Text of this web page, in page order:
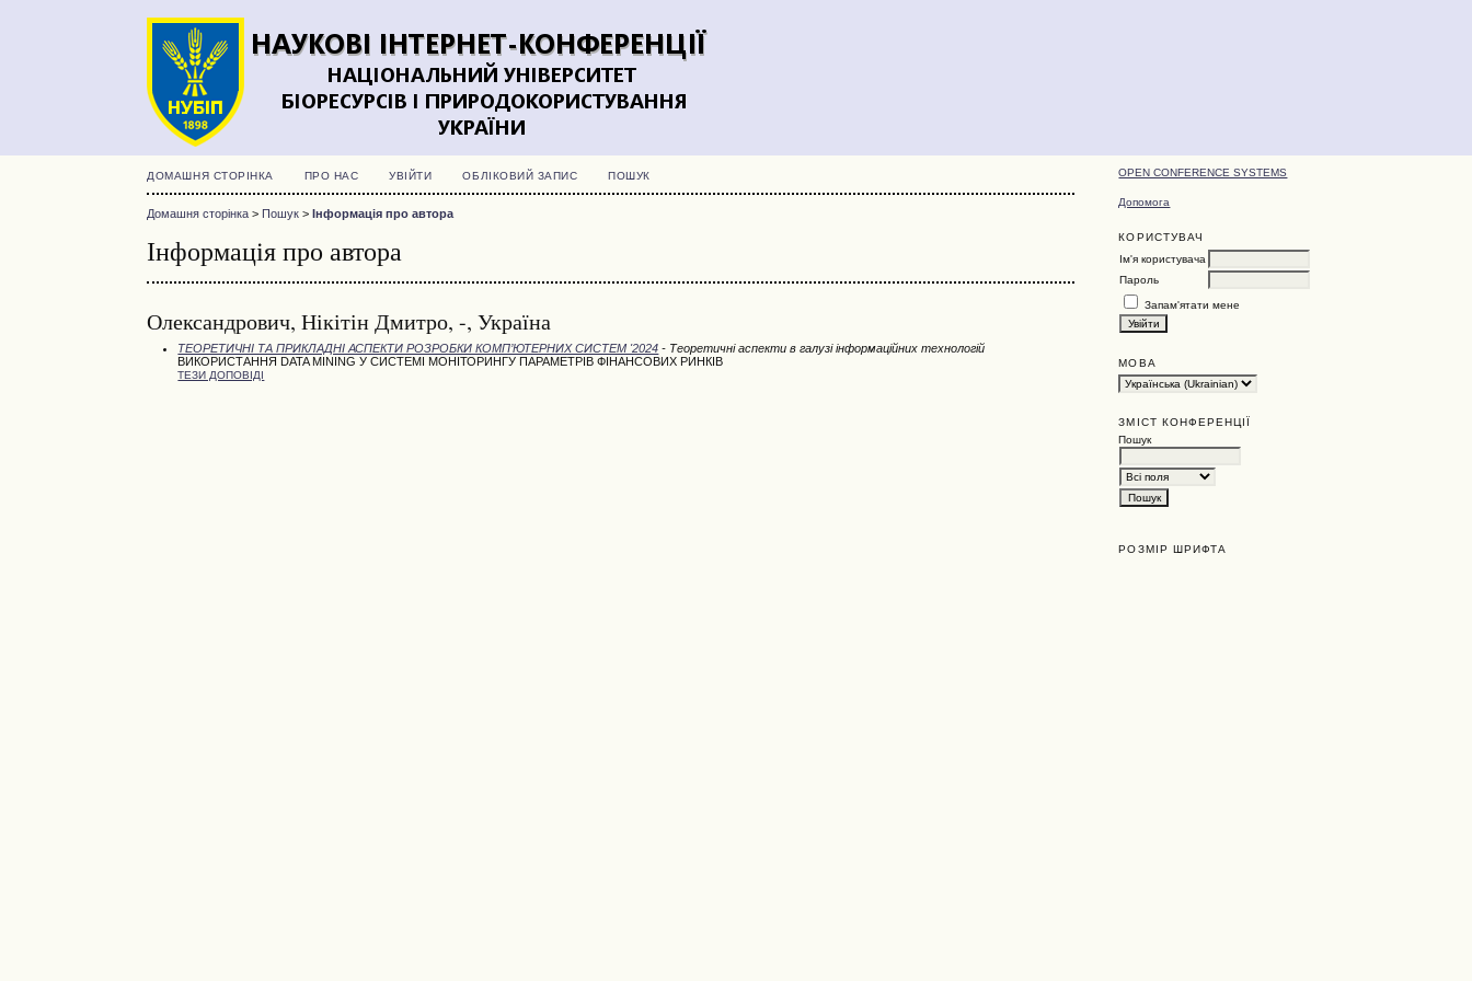
OPEN CONFERENCE SYSTEMS
Допомога
КОРИСТУВАЧ
Ім'я користувача
Пароль
Запам'ятати мене
МОВА
ЗМІСТ КОНФЕРЕНЦІЇ
Пошук
РОЗМІР ШРИФТА
ДОМАШНЯ СТОРІНКА ПРО НАС УВІЙТИ ОБЛІКОВИЙ ЗАПИС ПОШУК
Домашня сторінка > Пошук >Інформація про автора
Інформація про автора
Олександрович, Нікітін Дмитро, -, Україна
ТЕОРЕТИЧНІ ТА ПРИКЛАДНІ АСПЕКТИ РОЗРОБКИ КОМП’ЮТЕРНИХ СИСТЕМ '2024 - Теоретичні аспекти в галузі інформаційних технологій
ВИКОРИСТАННЯ DATA MINING У СИСТЕМІ МОНІТОРИНГУ ПАРАМЕТРІВ ФІНАНСОВИХ РИНКІВ
ТЕЗИ ДОПОВІДІ